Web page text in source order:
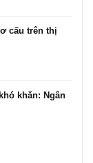
cấu trên thị
khăn: Ngân